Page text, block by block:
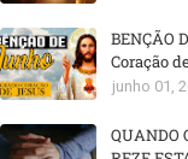
BENÇÃO
Coração
junho 01,
QUANDO